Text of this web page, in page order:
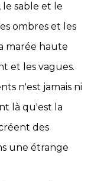
le sable et le
ombres et les
marée haute
et les vagues.
n'est jamais ni
là qu'est la
des
une étrange